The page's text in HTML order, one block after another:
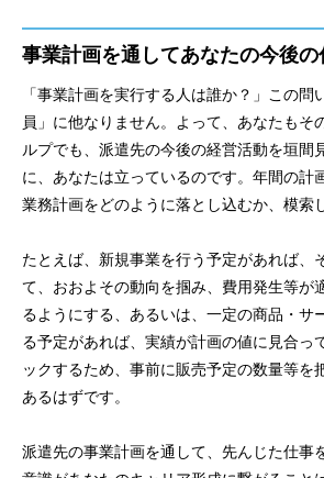
事業計画を通してあなたの今後の
「事業計画を実行する人は誰か？」この問
員」に他なりません。よって、あなたもそ
ルプでも、派遣先の今後の経営活動を垣間
に、あなたは立っているのです。年間の計
業務計画をどのように落とし込むか、模索
たとえば、新規事業を行う予定があれば、
て、おおよその動向を掴み、費用発生等が
るようにする、あるいは、一定の商品・サ
る予定があれば、実績が計画の値に見合っ
ックするため、事前に販売予定の数量等を
あるはずです。
派遣先の事業計画を通して、先んじた仕事